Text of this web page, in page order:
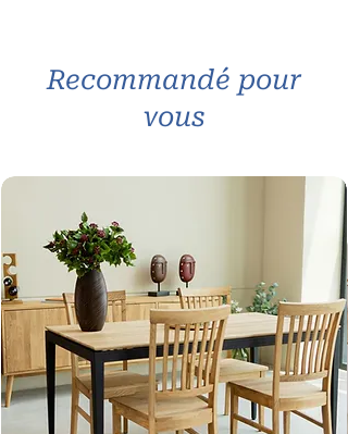
Durée de combustion :
Cire :stearin + paraffine raffinée
Famille olfactive :
Existe en :85g, 300g, 510g
Recommandé pour
vous